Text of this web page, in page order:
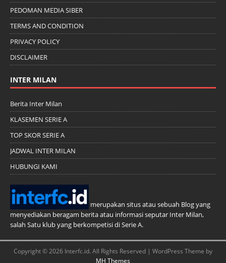
PEDOMAN MEDIA SIBER
TERMS AND CONDITION
PRIVACY POLICY
DISCLAIMER
INTER MILAN
Berita Inter Milan
KLASEMEN SERIE A
TOP SKOR SERIE A
JADWAL INTER MILAN
HUBUNGI KAMI
merupakan situs atau sebuah Blog yang
menyediakan beragam berita atau informasi seputar Inter Milan,
salah Satu klub yang berkompetisi di Serie A.
Copyright © 2026 Interfc.id. All Rights Reserved | WordPress Theme by
MH Themes